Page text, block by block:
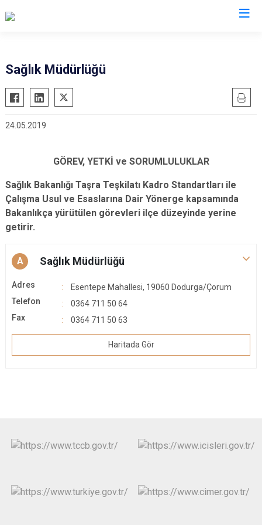
Alaca
Bayat
Boğazkale
Kargı
Laçin
Sungurlu
Uğurludağ
Sağlık Müdürlüğü
24.05.2019
GÖREV, YETKİ ve SORUMLULUKLAR
Sağlık Bakanlığı Taşra Teşkilatı Kadro Standartları ile
Çalışma Usul ve Esaslarına Dair Yönerge kapsamında
Bakanlıkça yürütülen görevleri ilçe düzeyinde yerine
getirir.
A Sağlık Müdürlüğü
Adres
Esentepe Mahallesi, 19060 Dodurga/Çorum
Telefon
0364 711 50 64
Fax
0364 711 50 63
Haritada Gör